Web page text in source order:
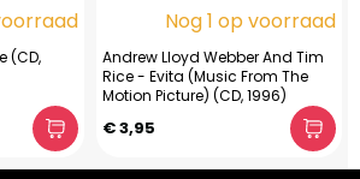
(CD,
Nog 1 op voorraad
Andrew Lloyd Webber And Tim
Rice - Evita (Music From The
Motion Picture) (CD, 1996)
€ 3,95